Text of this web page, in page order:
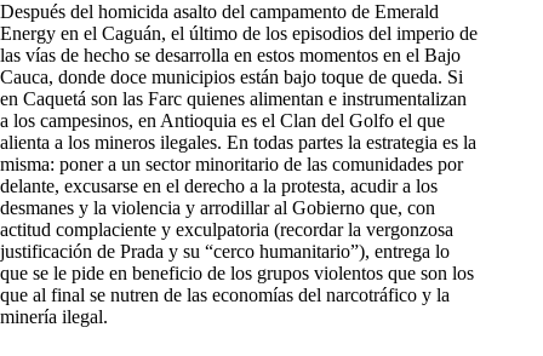
Después del homicida asalto del campamento de Emerald
Energy en el Caguán, el último de los episodios del imperio de
las vías de hecho se desarrolla en estos momentos en el Bajo
Cauca, donde doce municipios están bajo toque de queda. Si
en Caquetá son las Farc quienes alimentan e instrumentalizan
a los campesinos, en Antioquia es el Clan del Golfo el que
alienta a los mineros ilegales. En todas partes la estrategia es la
misma: poner a un sector minoritario de las comunidades por
delante, excusarse en el derecho a la protesta, acudir a los
desmanes y la violencia y arrodillar al Gobierno que, con
actitud complaciente y exculpatoria (recordar la vergonzosa
justificación de Prada y su “cerco humanitario”), entrega lo
que se le pide en beneficio de los grupos violentos que son los
que al final se nutren de las economías del narcotráfico y la
minería ilegal.